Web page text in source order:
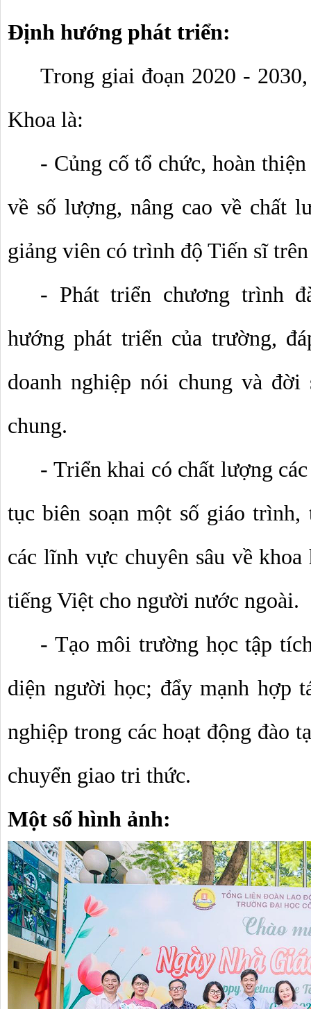
Định hướng phát triển:
Trong giai đoạn 2020 -
Khoa là:
- Củng cố tổ chức, hoàn
về số lượng, nâng cao về chất
giảng viên có trình độ Tiến sĩ
- Phát triển chương trình
hướng phát triển của trường,
doanh nghiệp nói chung và
chung.
- Triển khai có chất lượng
tục biên soạn một số giáo
các lĩnh vực chuyên sâu về
tiếng Việt cho người nước ngoài.
- Tạo môi trường học tập
diện người học; đẩy mạnh hợp
nghiệp trong các hoạt động đào
chuyển giao tri thức.
Một số hình ảnh: